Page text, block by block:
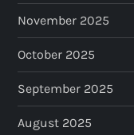
n
November 2025
October 2025
September 2025
August 2025